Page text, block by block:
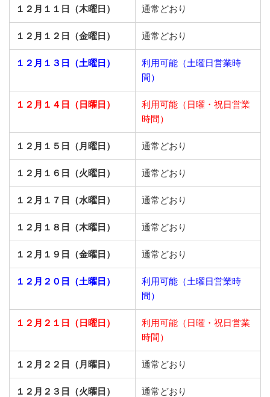
１２月１１日（木曜日） 通常どおり
１２月１２日（金曜日） 通常どおり
１２月１３日（土曜日）
利用可能（土曜日営業時
間）
１２月１４日（日曜日）
利用可能（日曜・祝日営業
時間）
１２月１５日（月曜日） 通常どおり
１２月１６日（火曜日） 通常どおり
１２月１７日（水曜日） 通常どおり
１２月１８日（木曜日） 通常どおり
１２月１９日（金曜日） 通常どおり
１２月２０日（土曜日）
利用可能（土曜日営業時
間）
１２月２１日（日曜日）
利用可能（日曜・祝日営業
時間）
１２月２２日（月曜日） 通常どおり
１２月２３日（火曜日） 通常どおり